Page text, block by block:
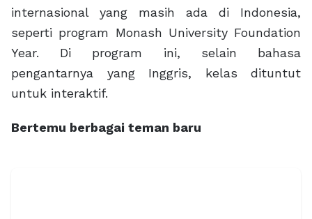
internasional yang masih ada di Indonesia,
seperti program Monash University Foundation
Year. Di program ini, selain bahasa
pengantarnya yang Inggris, kelas dituntut
untuk interaktif.
Bertemu berbagai teman baru